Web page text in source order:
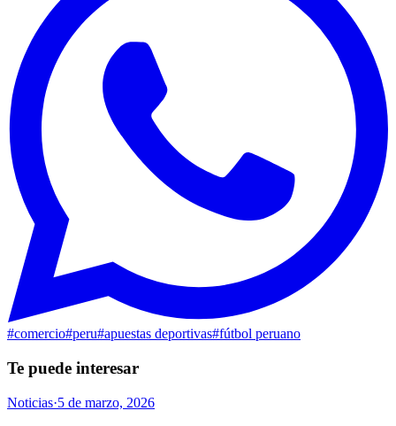
#comercio#peru#apuestas deportivas#fútbol peruano
Te puede interesar
Noticias·5 de marzo, 2026